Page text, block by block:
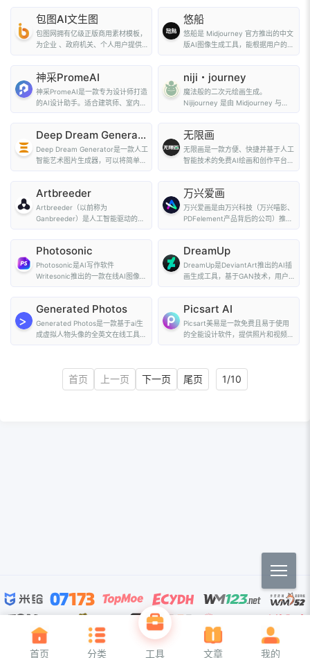
包图AI文生图
包图网拥有亿级正版商用素材模板，
为企业 、政府机关、个人用户提供
悠船
悠船是 Midjourney 官方推出的中文
版AI图像生成工具，能根据用户的文
神采PromeAI
神采PromeAI是一款专为设计师打造
的AI设计助手。适合建筑师、室内设
niji・journey
魔法般的二次元绘画生成。
Nijijourney 是由 Midjourney 与
Deep Dream Generator
Deep Dream Generator是一款人工
智能艺术图片生成器，可以将简单的
无限画
无限画是一款方便、快捷并基于人工
智能技术的免费AI绘画和创作平台。
Artbreeder
Artbreeder（以前称为
Ganbreeder）是人工智能驱动的艺
万兴爱画
万兴爱画是由万兴科技（万兴喵影、
PDFelement产品背后的公司）推出
Photosonic
Photosonic是AI写作软件
Writesonic推出的一款在线AI图像和
DreamUp
DreamUp是DeviantArt推出的AI插
画生成工具，基于GAN技术，用户可
Generated Photos
Generated Photos是一款基于ai生
成虚拟人物头像的全英文在线工具网
Picsart AI
Picsart美易是一款免费且易于使用
的全能设计软件，提供照片和视频编
首页 上一页 下一页 尾页 1/10
首页 分类 工具 文章 我的